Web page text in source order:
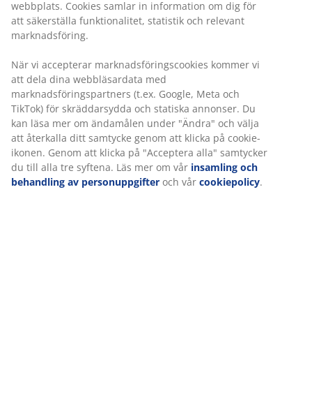
webbplats. Cookies samlar in information om dig för
att säkerställa funktionalitet, statistik och relevant
marknadsföring.
När vi accepterar marknadsföringscookies kommer vi
att dela dina webbläsardata med
marknadsföringspartners (t.ex. Google, Meta och
TikTok) för skräddarsydda och statiska annonser. Du
kan läsa mer om ändamålen under "Ändra" och välja
att återkalla ditt samtycke genom att klicka på cookie-
ikonen. Genom att klicka på "Acceptera alla" samtycker
du till alla tre syftena. Läs mer om vår insamling och
behandling av personuppgifter och vår cookiepolicy.